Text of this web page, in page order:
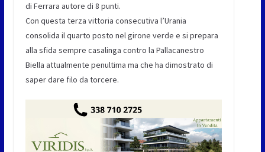
di Ferrara autore di 8 punti.
Con questa terza vittoria consecutiva l’Urania
consolida il quarto posto nel girone verde e si prepara
alla sfida sempre casalinga contro la Pallacanestro
Biella attualmente penultima ma che ha dimostrato di
saper dare filo da torcere.